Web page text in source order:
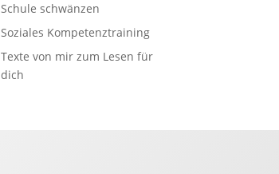
Schule schwänzen
Soziales Kompetenztraining
Texte von mir zum Lesen für
dich